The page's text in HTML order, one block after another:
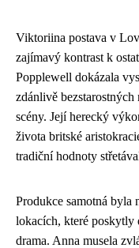
Viktoriina postava v
zajímavý kontrast k
Popplewell dokázala
zdánlivě
scény. Její herecký
života britské
tradiční hodnoty
Produkce samotná byla
lokacích, které poskytly
drama. Anna musela